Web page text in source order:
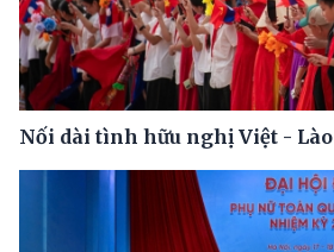
Nối dài tình hữu nghị Việt - Lào